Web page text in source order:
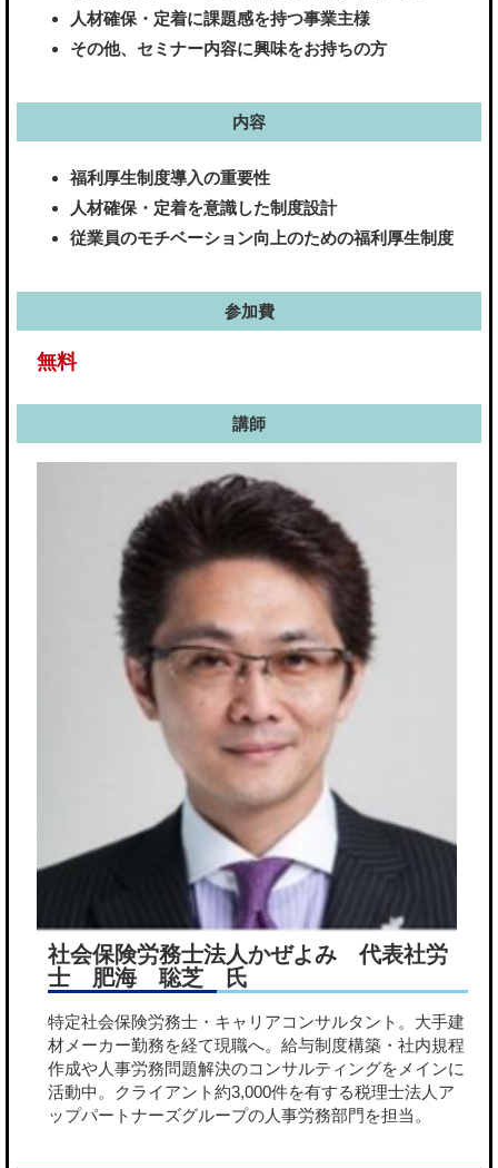
人材確保・定着に課題感を持つ事業主様
その他、セミナー内容に興味をお持ちの方
内容
福利厚生制度導入の重要性
人材確保・定着を意識した制度設計
従業員のモチベーション向上のための福利厚生制度
参加費
無料
講師
社会保険労務士法人かぜよみ 代表社労
士 肥海 聡芝 氏
特定社会保険労務士・キャリアコンサルタント。大手建
材メーカー勤務を経て現職へ。給与制度構築・社内規程
作成や人事労務問題解決のコンサルティングをメインに
活動中。クライアント約3,000件を有する税理士法人ア
ップパートナーズグループの人事労務部門を担当。